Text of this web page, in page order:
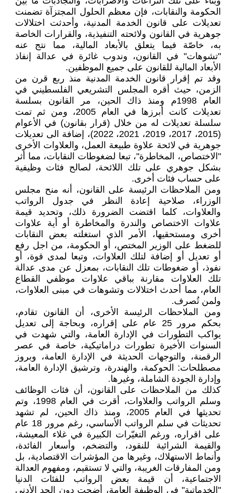
الحكومة والنقابات، فإن معظم الحلول المجتزآة تضمنت
تعديلات على قانون الخدمة المدنية، وأحدثت اختلالات
جوهرية في القانون ولائحته التنفيذية، والقرارات الخاصة
به، خاصّة فيما يتعلق بالأبعاد المالية، مما نتج عنه
"تشوهات" في القانون، وندوب غائرة في عدالة إنفاذ
الأبعاد المالية للقانون على جميع الموظفين.
وقد تم إقرار قانون الخدمة المدنية منذ ربع قرن من
الزمن، حيث أقره المجلس التشريعي الفلسطيني في
العام 1998م ومنذ ذاك الحين، مر القانون بسلسة
تعديلات كانت أبرزها في العام 2005، ومن ثم تمت
سلسلة تعديلات له من خلال (قرار بقانون) في الأعوام
(2015، 2017، 2019، 2021، 2022)، إضافة الى تعديلات
جوهرية في لائحة علاوة طبيعة العمل، والعلاوات الأخرى
"الاختصاص، المخاطرة"، تبعا لضغوطات النقابات، مما أثر
بشكل جوهري على تلك اللائحة، لصالح فئات وظيفية
على حساب فئات أخرى.
ومن الملاحظات الرئيسة على القانون، أنه منح مجلس
الوزراء، صلاحية إعادة النظر في جدول الرواتب
والعلاوات، كلما اقتضت الضرورة ذلك، وتحديد قيمة
علاوات الاختصاص والندرة والمخاطرة أو أية علاوات
أخرى ومستحقيها، الأمر الذي استغلته بعض النقابات
للضغط على الوزير المختص، أو الحكومة، من اجل رفع
أو تعديل أو إضافة لتلك العلاوات، وتبعا لمدى قوة، أو
نفوذ، أو ضغوطات تلك النقابات، بمعزل عن مدى عدالة
تلك العلاوات مقارنة بباقي علاوات موظفي القطاع
العام، مما أحدث اختلالات وتشوهات في مبنى العلاوات،
ولمن تُصرف.
ومن الملاحظات الرئيسة الأخرى، أن القانون تقادم،
بحكم مرور 25 عام على إقراره، وبحاجة إلى تعديل
يواكب التطورات في الإدارة العامة، والتي شهدت في
السنوات الأخيرة تطورات دراماتيكية، خاصة في عصر
الرقمنة، والتوجهات الحديثة في الإدارة العامة، وبروز
مصطلحات: الحوكمة، والهندرة، وترشيق الإدارة العامة،
وإدارة الجودة الشاملة، وغيرها.
كذلك من الملاحظات على القانون، أن فئات الوظائف
وسلم الرواتب والعلاوات، أقرت في العام 1998، وتم
تحديثها في العام 2005، ومنذ ذاك الحين، لم تشهد
تحديثات في سلم الرواتب الأساسي، رغم مرور 18 عام
على اقراره، ورغم التغيّرات الكبيرة في غلاء المعيشة،
والقيمة الشرائية للنقود، والتضخم، وأسعار الفائدة،
وأنماط الاستهلاك، وغيرها من المؤشرات الاقتصادية، بل
ومن المفارقات الغريبة، والتي لا تستقيم، ومفهوم العدالة
الاجتماعية، أن قيمة بعض الرواتب للفئات الدنيا
"الخدماتية" في الوظيفة العامة، أضحت دون الحد الأدنى